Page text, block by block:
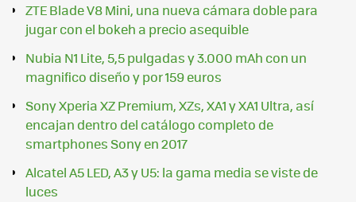
ZTE Blade V8 Mini, una nueva cámara doble para
jugar con el bokeh a precio asequible
Nubia N1 Lite, 5,5 pulgadas y 3.000 mAh con un
magnifico diseño y por 159 euros
Sony Xperia XZ Premium, XZs, XA1 y XA1 Ultra, así
encajan dentro del catálogo completo de
smartphones Sony en 2017
Alcatel A5 LED, A3 y U5: la gama media se viste de
luces